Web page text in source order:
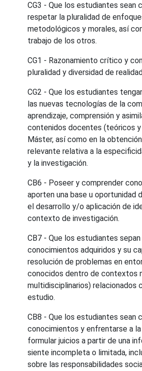
CG3 - Que los estudiantes sean
respetar la pluralidad de
metodológicos y morales, así
trabajo de los otros.
CG1 - Razonamiento crítico y
pluralidad y diversidad de
CG2 - Que los estudiantes
las nuevas tecnologías de la
aprendizaje, comprensión y
contenidos docentes (teóricos
Máster, así como en la
relevante relativa a la
y la investigación.
CB6 - Poseer y comprender
aporten una base u oportunidad
el desarrollo y/o aplicación de
contexto de investigación.
CB7 - Que los estudiantes
conocimientos adquiridos y su
resolución de problemas en
conocidos dentro de contextos
multidisciplinarios) relacionados
estudio.
CB8 - Que los estudiantes sean
conocimientos y enfrentarse a
formular juicios a partir de una
siente incompleta o limitada,
sobre las responsabilidades